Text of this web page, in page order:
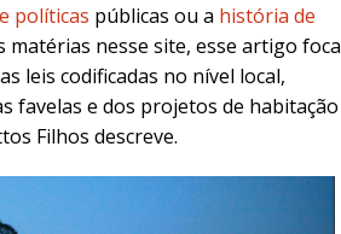
políticas públicas ou a história de
nesse site, esse artigo foca
leis codificadas no nível local,
favelas e dos projetos de habitação
Filhos descreve.